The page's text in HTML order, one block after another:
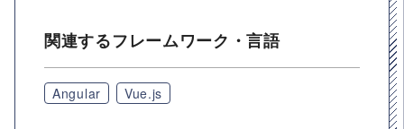
関連するフレームワーク・言語
Angular Vue.js